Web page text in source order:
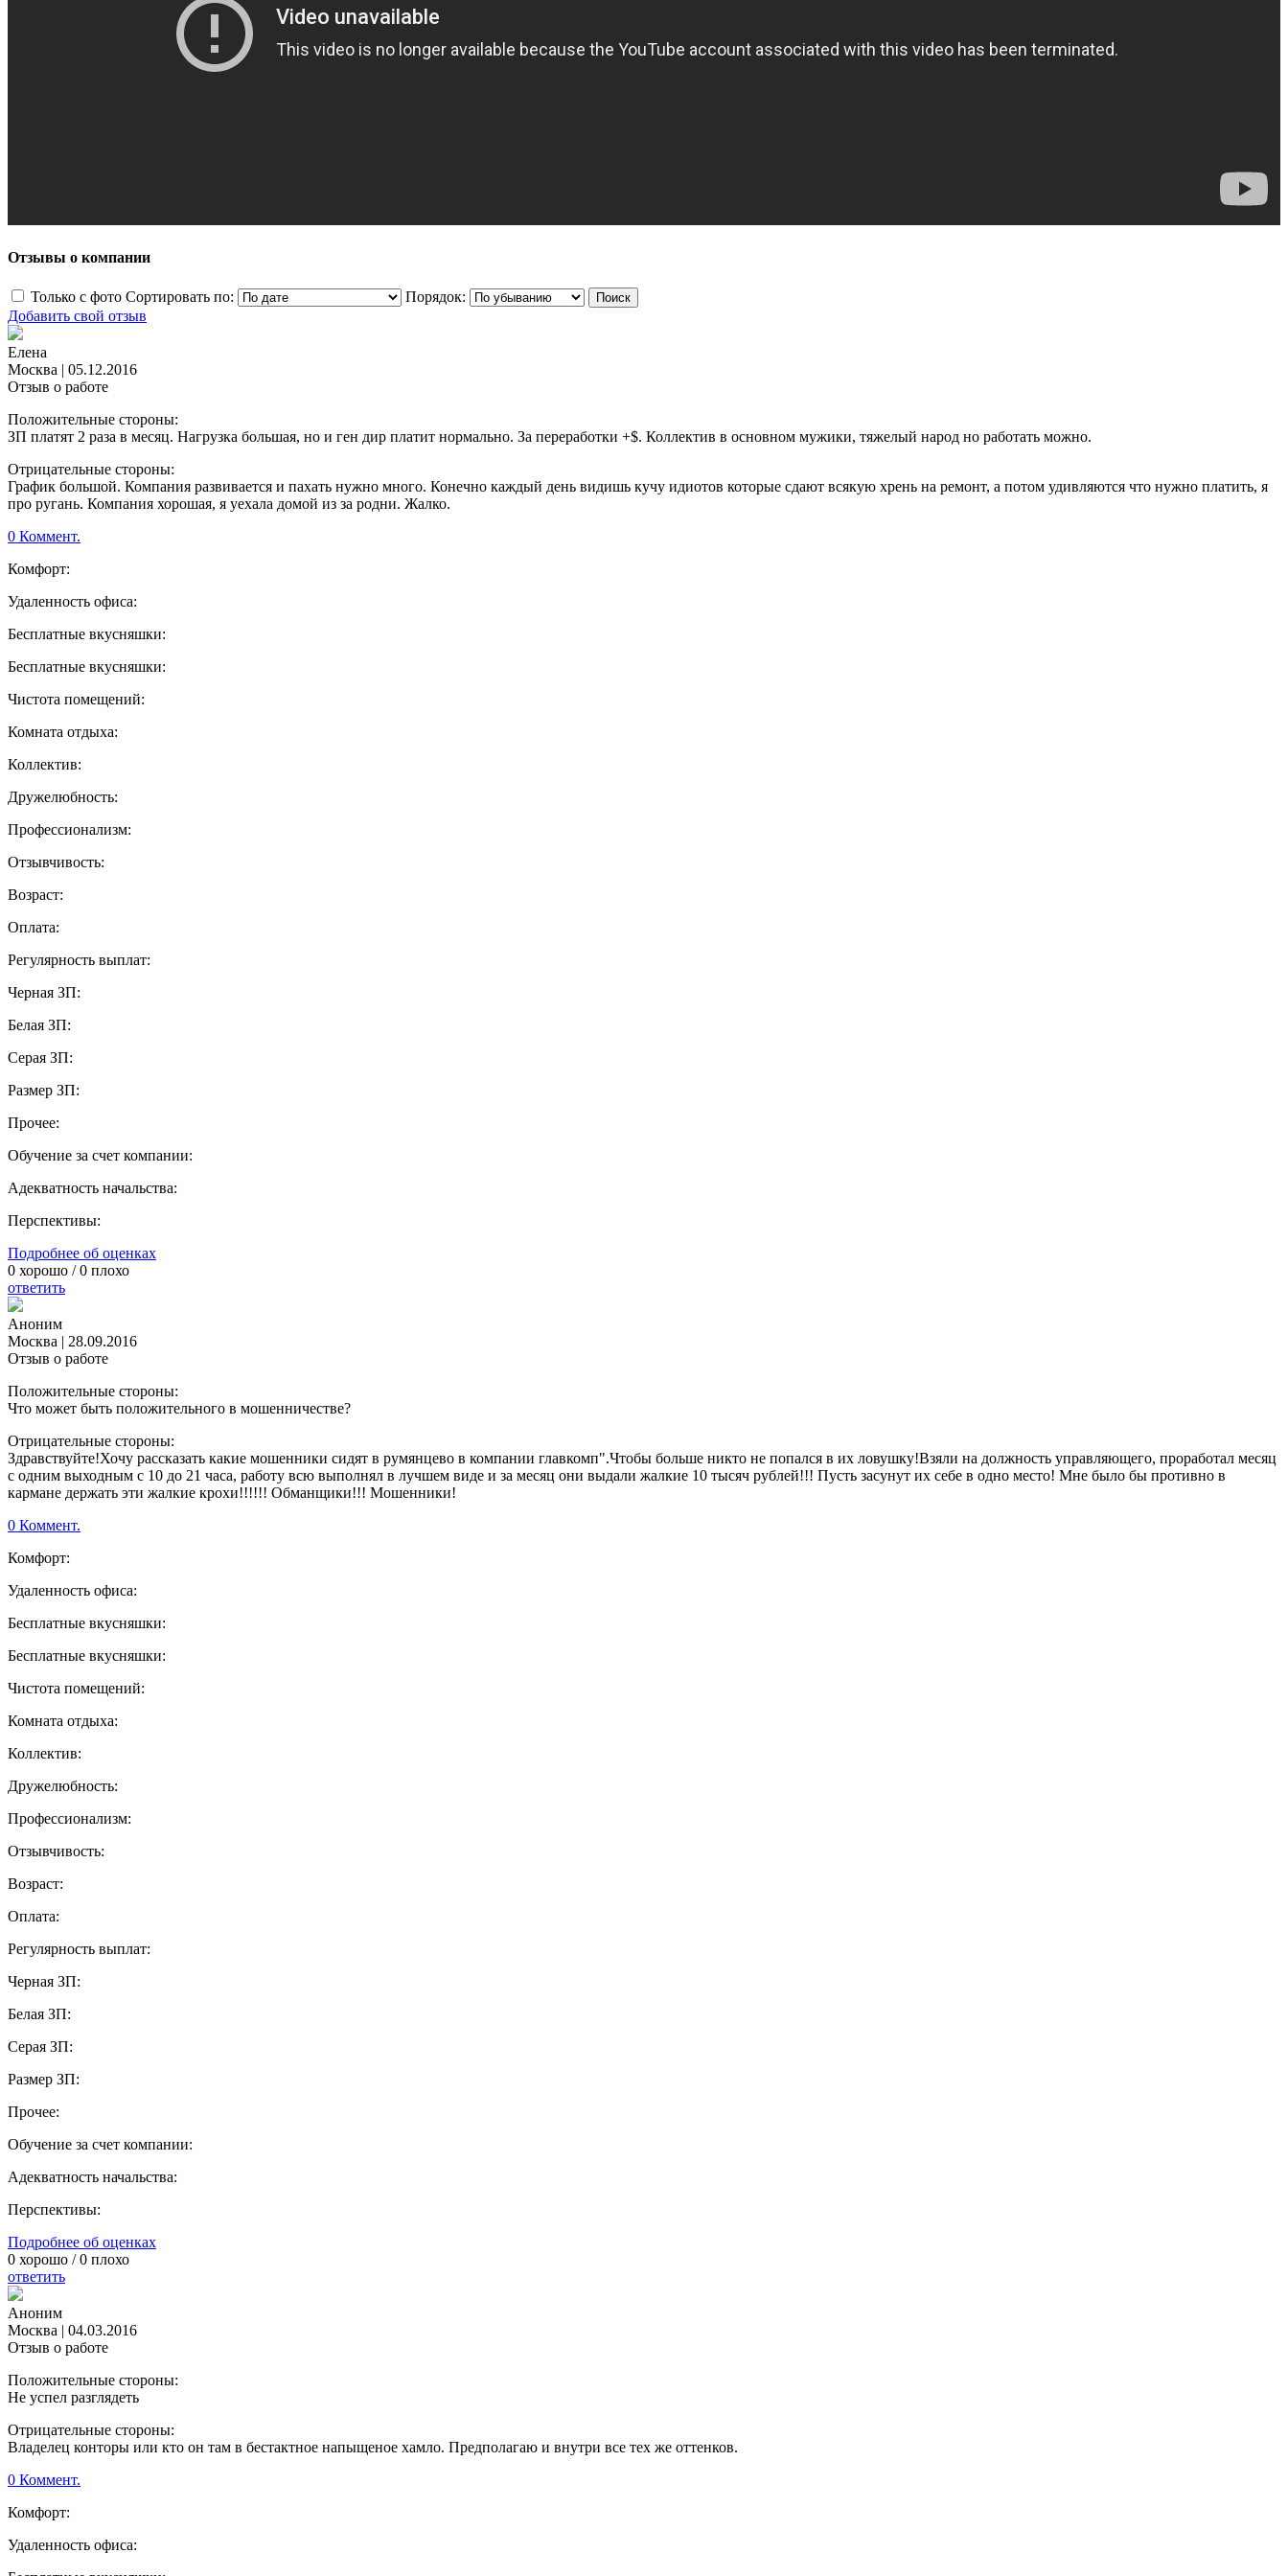
Отзывы о компании
Только с фото Сортировать по:
Порядок:
Добавить свой отзыв
Елена
Москва | 05.12.2016
Отзыв о работе
Положительные стороны:
ЗП платят 2 раза в месяц. Нагрузка большая, но и ген дир платит нормально. За переработки +$. Коллектив в основном мужики, тяжелый народ но работать можно.
Отрицательные стороны:
График большой. Компания развивается и пахать нужно много. Конечно каждый день видишь кучу идиотов которые сдают всякую хрень на ремонт, а потом удивляются что нужно платить, я
про ругань. Компания хорошая, я уехала домой из за родни. Жалко.
0 Коммент.
Комфорт:
Удаленность офиса:
Бесплатные вкусняшки:
Бесплатные вкусняшки:
Чистота помещений:
Комната отдыха:
Коллектив:
Дружелюбность:
Профессионализм:
Отзывчивость:
Возраст:
Оплата:
Регулярность выплат:
Черная ЗП:
Белая ЗП:
Серая ЗП:
Размер ЗП:
Прочее:
Обучение за счет компании:
Адекватность начальства:
Перспективы:
Подробнее об оценках
0 хорошо /0 плохо
ответить
Аноним
Москва | 28.09.2016
Отзыв о работе
Положительные стороны:
Что может быть положительного в мошенничестве?
Отрицательные стороны:
Здравствуйте!Хочу рассказать какие мошенники сидят в румянцево в компании главкомп".Чтобы больше никто не попался в их ловушку!Взяли на должность управляющего, проработал месяц
с одним выходным с 10 до 21 часа, работу всю выполнял в лучшем виде и за месяц они выдали жалкие 10 тысяч рублей!!! Пусть засунут их себе в одно место! Мне было бы противно в
кармане держать эти жалкие крохи!!!!!! Обманщики!!! Мошенники!
0 Коммент.
Комфорт:
Удаленность офиса:
Бесплатные вкусняшки:
Бесплатные вкусняшки:
Чистота помещений:
Комната отдыха:
Коллектив:
Дружелюбность:
Профессионализм:
Отзывчивость:
Возраст:
Оплата:
Регулярность выплат:
Черная ЗП:
Белая ЗП:
Серая ЗП:
Размер ЗП:
Прочее:
Обучение за счет компании:
Адекватность начальства:
Перспективы:
Подробнее об оценках
0 хорошо /0 плохо
ответить
Аноним
Москва | 04.03.2016
Отзыв о работе
Положительные стороны:
Не успел разглядеть
Отрицательные стороны:
Владелец конторы или кто он там в бестактное напыщеное хамло. Предполагаю и внутри все тех же оттенков.
0 Коммент.
Комфорт:
Удаленность офиса: